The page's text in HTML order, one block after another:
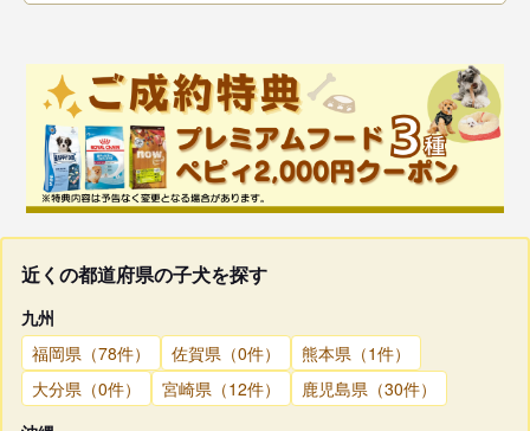
近くの都道府県の子犬を探す
九州
福岡県（78件）
佐賀県（0件）
熊本県（1件）
大分県（0件）
宮崎県（12件）
鹿児島県（30件）